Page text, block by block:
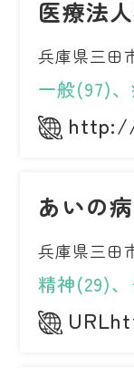
医療法
兵庫県三田
一般(97)
http://
あいの
兵庫県三田
精神(29)